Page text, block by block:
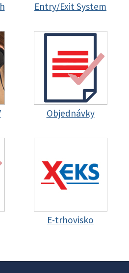
Entry/Exit System
Objednávky
E-trhovisko